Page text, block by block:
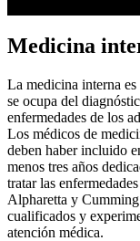
Medicina
La medicina interna
se ocupa del
enfermedades de los
Los médicos de
deben haber incluido
menos tres años
tratar las
Alpharetta y
cualificados y
atención médica.